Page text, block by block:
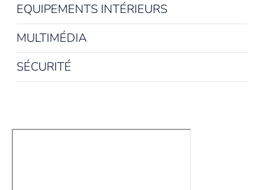
EQUIPEMENTS INTÉRIEURS
MULTIMÉDIA
SÉCURITÉ